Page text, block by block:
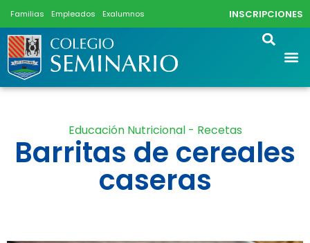
Familias Empleados Exalumnos INSCRIPCIONES
Educación Nutricional - Recetas
Barritas de cereales
caseras